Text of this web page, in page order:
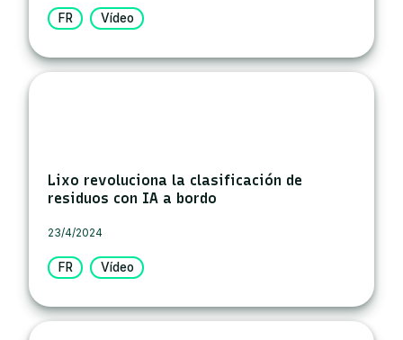
FR Vídeo
Lixo revoluciona la clasificación de
residuos con IA a bordo
23/4/2024
FR Vídeo